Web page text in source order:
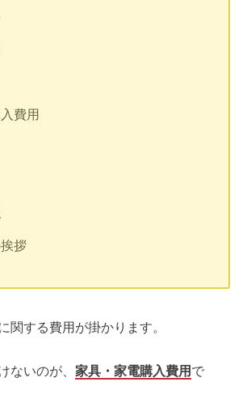
費用
拶
関する費用が掛かります。
ないのが、家具・家電購入費用 で